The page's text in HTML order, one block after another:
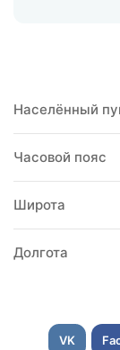
Населённый
Часовой пояс
Широта
Долгота
VK